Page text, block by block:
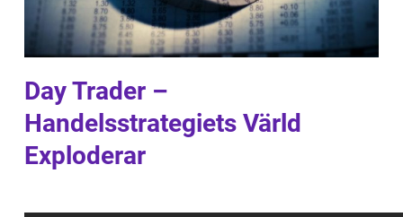
Day Trader –
Handelsstrategiets Värld
Exploderar